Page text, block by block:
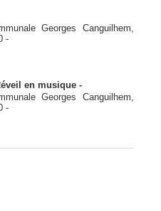
Georges Canguilhem,
-
en musique -
Georges Canguilhem,
-